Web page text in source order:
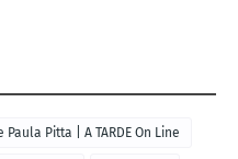
Pitta | A TARDE On Line